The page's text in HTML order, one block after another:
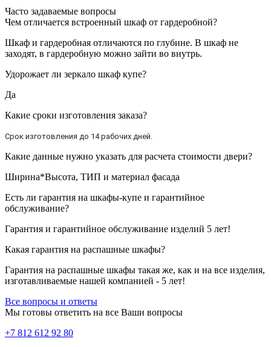
Часто задаваемые вопросы
Чем отличается встроенный шкаф от гардеробной?
Шкаф и гардеробная отличаются по глубине. В шкаф не
заходят, в гардеробную можно зайти во внутрь.
Удорожает ли зеркало шкаф купе?
Да
Какие сроки изготовления заказа?
Срок изготовления до 14 рабочих дней.
Какие данные нужно указать для расчета стоимости двери?
Ширина*Высота, ТИП и материал фасада
Есть ли гарантия на шкафы-купе и гарантийное
обслуживание?
Гарантия и гарантийное обслуживание изделий 5 лет!
Какая гарантия на распашные шкафы?
Гарантия на распашные шкафы такая же, как и на все изделия,
изготавливаемые нашей компанией - 5 лет!
Все вопросы и ответы
Мы готовы ответить на все Ваши вопросы
+7 812 612 92 80